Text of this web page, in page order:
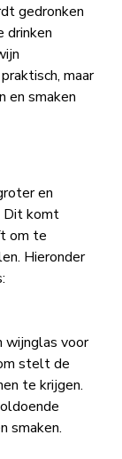
gedronken
drinken
maar
en smaken
en
Dit komt
om te
Hieronder
wijnglas voor
stelt de
te krijgen.
smaken.